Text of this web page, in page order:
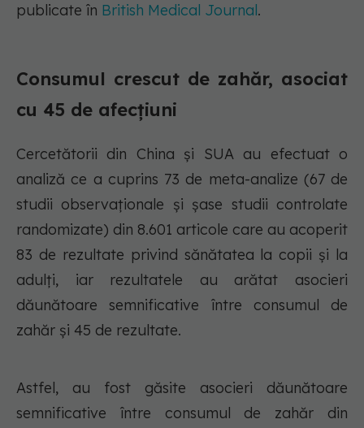
publicate în British Medical Journal.
Consumul crescut de zahăr, asociat
cu 45 de afecțiuni
Cercetătorii din China și SUA au efectuat o
analiză ce a cuprins 73 de meta-analize (67 de
studii observaționale și șase studii controlate
randomizate) din 8.601 articole care au acoperit
83 de rezultate privind sănătatea la copii și la
adulți, iar rezultatele au arătat asocieri
dăunătoare semnificative între consumul de
zahăr și 45 de rezultate.
Astfel, au fost găsite asocieri dăunătoare
semnificative între consumul de zahăr din